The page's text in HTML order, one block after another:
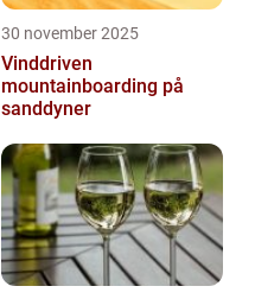
30 november 2025
Vinddriven
mountainboarding på
sanddyner